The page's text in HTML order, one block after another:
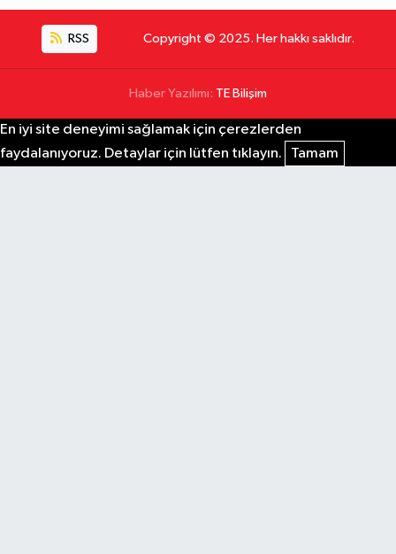
RSS Copyright © 2025. Her hakkı saklıdır.
Haber Yazılımı: TE Bilişim
En iyi site deneyimi sağlamak için çerezlerden
faydalanıyoruz. Detaylar için lütfen tıklayın.
Tamam